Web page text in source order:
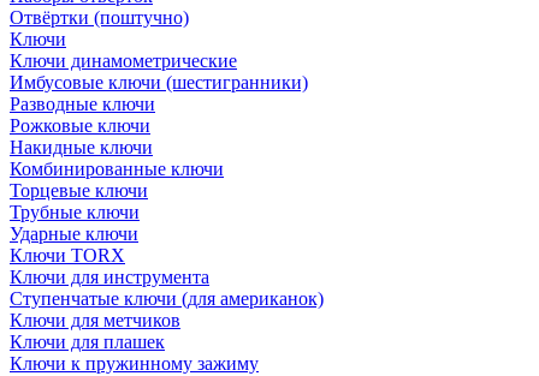
Отвёртки (поштучно)
Ключи
Ключи динамометрические
Имбусовые ключи (шестигранники)
Разводные ключи
Рожковые ключи
Накидные ключи
Комбинированные ключи
Торцевые ключи
Трубные ключи
Ударные ключи
Ключи TORX
Ключи для инструмента
Ступенчатые ключи (для американок)
Ключи для метчиков
Ключи для плашек
Ключи к пружинному зажиму